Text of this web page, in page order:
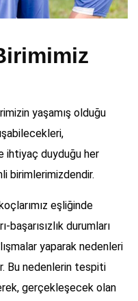
yaşamış olduğu
ihtiyaç duyduğu her
birimlerimizdendir.
eşliğinde
başarısızlık durumları
yaparak nedenleri
Bu nedenlerin tespiti
gerçekleşecek olan